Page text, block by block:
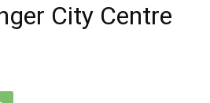
City Centre